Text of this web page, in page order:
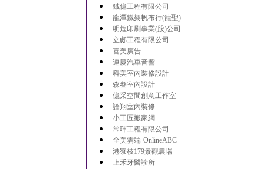
鋮億工程有限公司
龍潭鐵架帆布行(龍聖)
明煌印刷事業(股)公司
立郕工程有限公司
喜美廣告
連慶汽車音響
科美室內裝修設計
森叄室內設計
億采空間創意工作室
詮翔室內裝修
小工匠搬家網
常暉工程有限公司
全美雲端-OnlineABC
港寮枝179景觀農場
上禾牙醫診所